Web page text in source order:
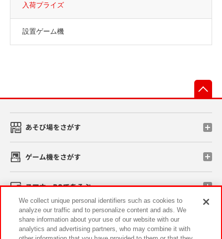
入荷プライズ
設置ゲーム機
あそび場をさがす
ゲーム機をさがす
スマホ・PCであそぶ
イベント・キャンペーン
We collect unique personal identifiers such as cookies to
analyze our traffic and to personalize content and ads. We
share information about your use of our website with our
analytics and advertising partners, who may combine it with